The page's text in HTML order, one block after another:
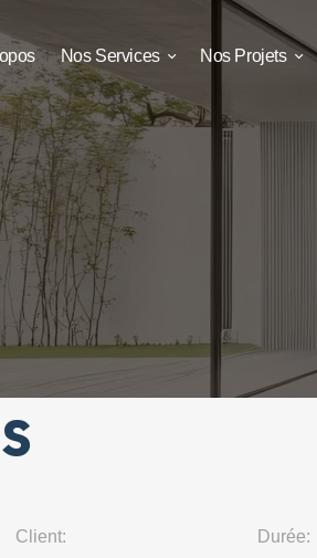
Nos Services Nos Projets
Client: Durée: